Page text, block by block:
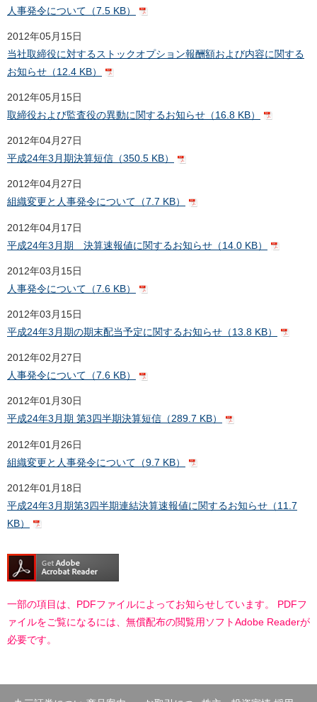
人事発令について（7.5 KB）
2012年05月15日
当社取締役に対するストックオプション報酬額および内容に関する
お知らせ（12.4 KB）
2012年05月15日
取締役および監査役の異動に関するお知らせ（16.8 KB）
2012年04月27日
平成24年3月期決算短信（350.5 KB）
2012年04月27日
組織変更と人事発令について（7.7 KB）
2012年04月17日
平成24年3月期 決算速報値に関するお知らせ（14.0 KB）
2012年03月15日
人事発令について（7.6 KB）
2012年03月15日
平成24年3月期の期末配当予定に関するお知らせ（13.8 KB）
2012年02月27日
人事発令について（7.6 KB）
2012年01月30日
平成24年3月期 第3四半期決算短信（289.7 KB）
2012年01月26日
組織変更と人事発令について（9.7 KB）
2012年01月18日
平成24年3月期第3四半期連結決算速報値に関するお知らせ（11.7
KB）
一部の項目は、PDFファイルによってお知らせしています。 PDFフ
ァイルをご覧になるには、無償配布の閲覧用ソフトAdobe Readerが
必要です。